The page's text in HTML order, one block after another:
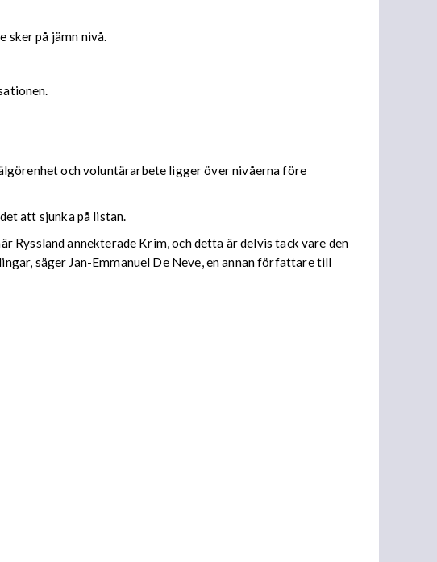
sker på jämn nivå.
och voluntärarbete ligger över nivåerna före
att sjunka på listan.
Ryssland annekterade Krim, och detta är delvis tack vare den
säger Jan-Emmanuel De Neve, en annan författare till